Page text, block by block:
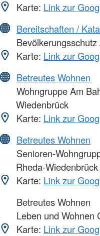
Karte: Link zur
Bereitschaften /
Karte: Link zur
Betreutes Wohnen
Wohngruppe Am
Wiedenbrück
Karte: Link zur
Betreutes Wohnen
Senioren-
Rheda-Wiedenbrück
Karte: Link zur
Betreutes Wohnen
Leben und Wohnen
Karte: Link zur